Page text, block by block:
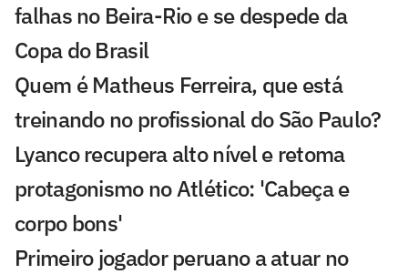
falhas no Beira-Rio e se despede da
Copa do Brasil
Quem é Matheus Ferreira, que está
treinando no profissional do São Paulo?
Lyanco recupera alto nível e retoma
protagonismo no Atlético: 'Cabeça e
corpo bons'
Primeiro jogador peruano a atuar no